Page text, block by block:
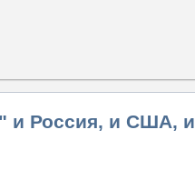
и Россия, и США, и